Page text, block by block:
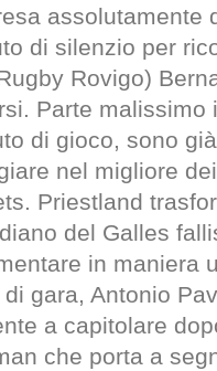
assolutamente
di silenzio per
Rovigo)
Parte malissimo
di gioco, sono
nel migliore
Priestland
del Galles
in maniera
gara, Antonio
a capitolare
che porta a